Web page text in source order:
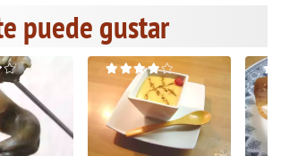
puede gustar